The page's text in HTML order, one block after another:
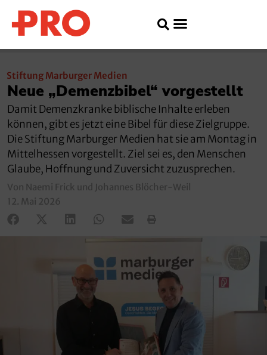
Stiftung Marburger Medien
Neue „Demenzbibel“ vorgestellt
Damit Demenzkranke biblische Inhalte erleben
können, gibt es jetzt eine Bibel für diese Zielgruppe.
Die Stiftung Marburger Medien hat sie am Montag in
Mittelhessen vorgestellt. Ziel sei es, den Menschen
Glaube, Hoffnung und Zuversicht zuzusprechen.
Von Naemi Frick und Johannes Blöcher-Weil
12. Mai 2026